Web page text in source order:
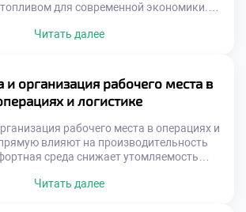
для современной экономики.
принимаются на основе фактов, а не
работы с информацией. Аналитическая
является базовой компетенцией
Будущее отрасли […]
Читать далее
организация рабочего места в
и логистике
рабочего места в операциях и
влияют на производительность
среда снижает утомляемость
от удобства выполнения ежедневных
Читать далее